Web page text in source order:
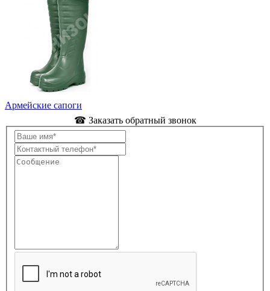
Армейские сапоги
☎ Заказать обратный звонок